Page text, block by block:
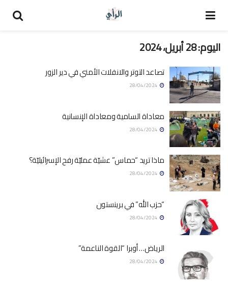
اليوم:28 أبريل، 2024
تصاعد التوتر والانفلات الأمني في دير الزور
معاداة السامية ومعاداة الإنسانية
ماذا تريد “حماس” عشيّة عمليّة رفح الإسرائيليّة؟
“حزب الله” في برينستون
الرياض… أوبرا “القوة الناعمة”